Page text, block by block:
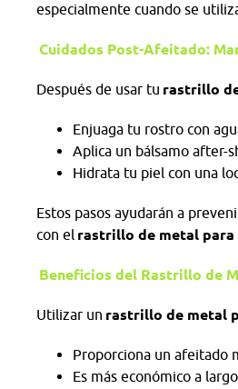
especialmente cuando se
Cuidados Post-Afeitado:
Después de usar tu rastrillo
Enjuaga tu rostro con
Aplica un bálsamo after-
Hidrata tu piel con una
Estos pasos ayudarán a
con el rastrillo de metal
Beneficios del Rastrillo de
Utilizar un rastrillo de metal
Proporciona un afeitado
Es más económico a